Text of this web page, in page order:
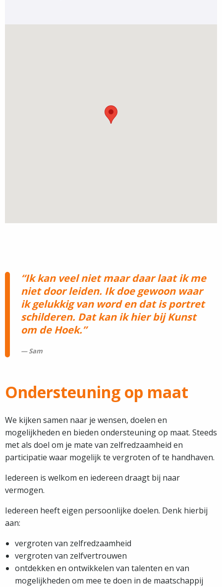
Ik kan veel niet maar daar laat ik me
niet door leiden. Ik doe gewoon waar
ik gelukkig van word en dat is portret
schilderen. Dat kan ik hier bij Kunst
om de Hoek.
Sam
Ondersteuning op maat
We kijken samen naar je wensen, doelen en
mogelijkheden en bieden ondersteuning op maat. Steeds
met als doel om je mate van zelfredzaamheid en
participatie waar mogelijk te vergroten of te handhaven.
Iedereen is welkom en iedereen draagt bij naar
vermogen.
Iedereen heeft eigen persoonlijke doelen. Denk hierbij
aan:
vergroten van zelfredzaamheid
vergroten van zelfvertrouwen
ontdekken en ontwikkelen van talenten en van
mogelijkheden om mee te doen in de maatschappij